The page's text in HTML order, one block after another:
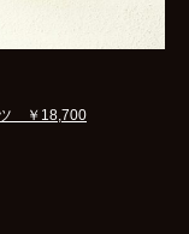
ツ ￥18,700